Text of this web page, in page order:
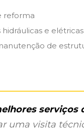
reforma
hidráulicas e elétricas
de
serviços
uma visita